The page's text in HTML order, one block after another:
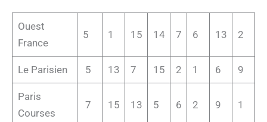
Ouest
France
5 1 15 14 7 6 13 2
Le Parisien 5 13 7 15 2 1 6 9
Paris
Courses
7 15 13 5 6 2 9 1